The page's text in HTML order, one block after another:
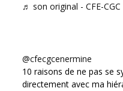
♬ son original - CFE-CGC
@cfecgcenermine
10 raisons de ne pas se
directement avec ma